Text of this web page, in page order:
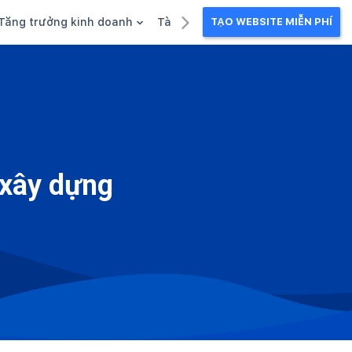
trưởng kinh doanh Tài liệu kinh doanhTẠO WEBSITE MIỄN PHÍ
dựng